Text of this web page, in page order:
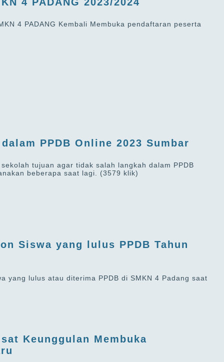
4 PADANG Kembali Membuka pendaftaran peserta
PPDB Online 2023 Sumbar
tujuan agar tidak salah langkah dalam PPDB
beberapa saat lagi. (3579 klik)
Siswa yang lulus PPDB Tahun
yang lulus atau diterima PPDB di SMKN 4 Padang saat
Keunggulan Membuka